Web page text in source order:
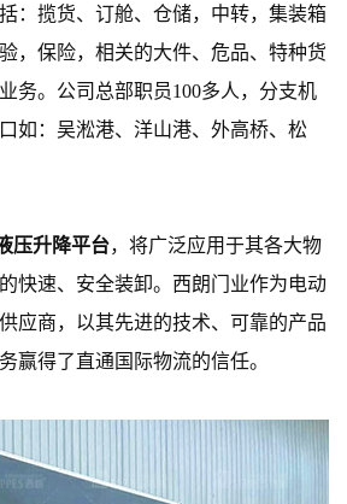
：揽货、订舱、仓储，中转，集装箱
，保险，相关的大件、危品、特种货
务。公司总部职员100多人，分支机
如：吴淞港、洋山港、外高桥、松
压升降平台，将广泛应用于其各大物
快速、安全装卸。西朗门业作为电动
应商，以其先进的技术、可靠的产品
赢得了直通国际物流的信任。